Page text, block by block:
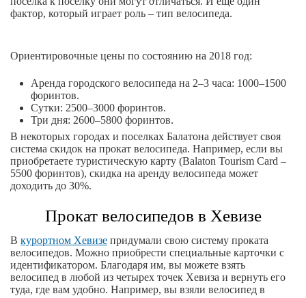
фактор, который играет роль – тип велосипеда.
Ориентировочные цены по состоянию на 2018 год:
Аренда городского велосипеда на 2–3 часа: 1000–1500
форинтов.
Сутки: 2500–3000 форинтов.
Три дня: 2600–5800 форинтов.
В некоторых городах и поселках Балатона действует своя
система скидок на прокат велосипеда. Например, если вы
приобретаете туристическую карту (Balaton Tourism Card –
5500 форинтов), скидка на аренду велосипеда может
доходить до 30%.
Прокат велосипедов в Хевизе
В курортном Хевизе придумали свою систему проката
велосипедов. Можно приобрести специальные карточки с
идентификатором. Благодаря им, вы можете взять
велосипед в любой из четырех точек Хевиза и вернуть его
туда, где вам удобно. Например, вы взяли велосипед в